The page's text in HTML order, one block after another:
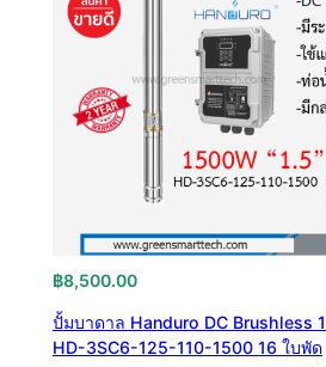
฿8,500.00
ปั้มบาดาล Handuro DC Brushless
HD-3SC6-125-110-1500 16 ใบพัด